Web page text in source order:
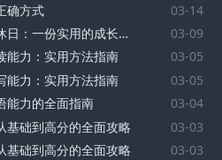
确方式
03-14
高一学生如何高效利用双休日：一份实用的成长指南
03-09
能力：实用方法指南
03-05
能力：实用方法指南
03-05
能力的全面指南
03-04
基础到高分的全面攻略
03-03
基础到高分的全面攻略
03-03